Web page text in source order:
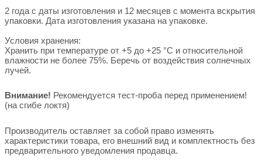
2 года с даты изготовления и 12 месяцев с момента вскрытия
упаковки. Дата изготовления указана на упаковке.
Условия хранения:
Хранить при температуре от +5 до +25 °С и относительной
влажности не более 75%. Беречь от воздействия солнечных
лучей.
Внимание! Рекомендуется тест-проба перед применением!
(на сгибе локтя)
Производитель оставляет за собой право изменять
характеристики товара, его внешний вид и комплектность без
предварительного уведомления продавца.